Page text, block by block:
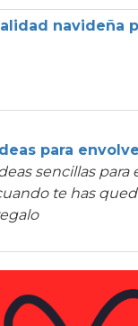
navideña
Ideas para
sencillas para
te has